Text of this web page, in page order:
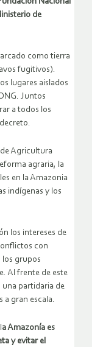
de
como tierra
fugitivos).
lugares aislados
Juntos
a todos los
Agricultura
agraria, la
en la Amazonia
indígenas y los
los intereses de
con
los grupos
Al frente de este
una partidaria de
gran escala.
a Amazonía es
y evitar el